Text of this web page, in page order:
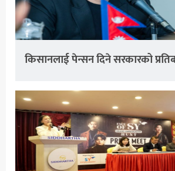
किसानलाई पेन्सन दिने सरकारको